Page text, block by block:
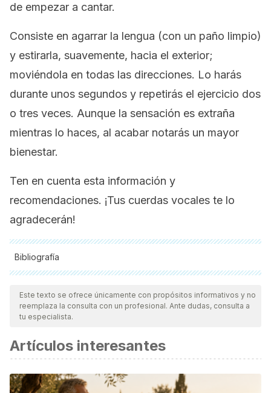
de empezar a cantar.
Consiste en agarrar la lengua (con un paño limpio)
y estirarla, suavemente, hacia el exterior;
moviéndola en todas las direcciones. Lo harás
durante unos segundos y repetirás el ejercicio dos
o tres veces. Aunque la sensación es extraña
mientras lo haces, al acabar notarás un mayor
bienestar.
Ten en cuenta esta información y
recomendaciones. ¡Tus cuerdas vocales te lo
agradecerán!
Bibliografía
Todas las fuentes citadas fueron revisadas a profundidad por
nuestro equipo, para asegurar su calidad, confiabilidad,
vigencia y validez.La bibliografía de este artículo fue
científica.
Personal de la Clínica Mayo. Trastornos de la voz.
Diagnóstico y tratamiento. (2017).
Este texto se ofrece únicamente con propósitos informativos y no
reemplaza la consulta con un profesional. Ante dudas, consulta a
tu especialista.
Artículos interesantes